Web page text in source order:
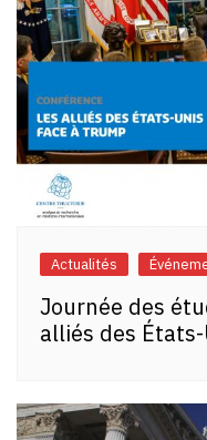
Actualités
Journée des
alliés des